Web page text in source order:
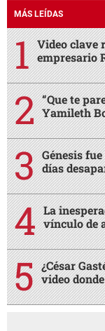
MÁS LEÍDAS
Video clave
empresario
“Que te
Yamileth
Génesis
días
La
vínculo de
¿César
video